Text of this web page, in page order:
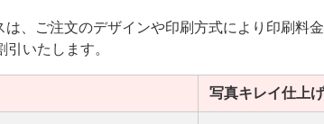
は、ご注文のデザインや印刷方式により印刷料
いたします。
写真キレイ仕上げ